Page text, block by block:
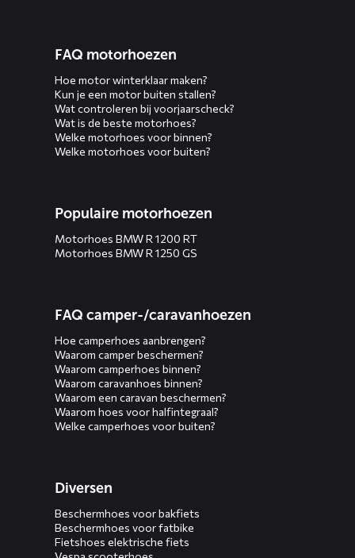
FAQ motorhoezen
Hoe motor winterklaar maken?
Kun je een motor buiten stallen?
Wat controleren bij voorjaarscheck?
Wat is de beste motorhoes?
Welke motorhoes voor binnen?
Welke motorhoes voor buiten?
Populaire motorhoezen
Motorhoes BMW R 1200 RT
Motorhoes BMW R 1250 GS
FAQ camper-/caravanhoezen
Hoe camperhoes aanbrengen?
Waarom camper beschermen?
Waarom camperhoes binnen?
Waarom caravanhoes binnen?
Waarom een caravan beschermen?
Waarom hoes voor halfintegraal?
Welke camperhoes voor buiten?
Diversen
Beschermhoes voor bakfiets
Beschermhoes voor fatbike
Fietshoes elektrische fiets